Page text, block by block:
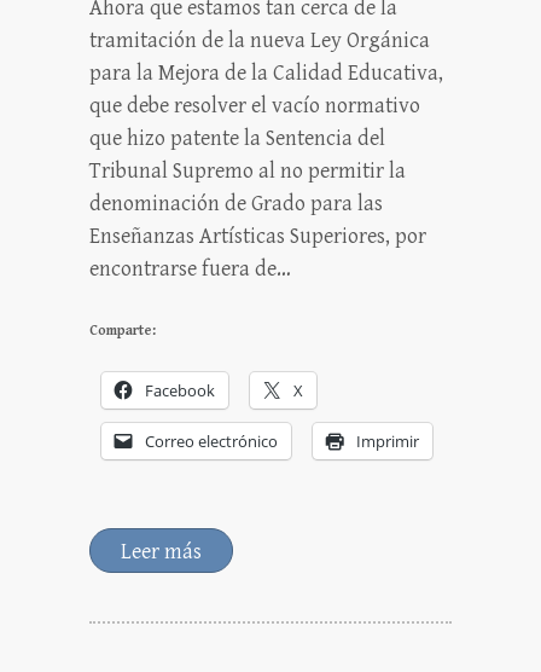
Ahora que estamos tan cerca de la
tramitación de la nueva Ley Orgánica
para la Mejora de la Calidad Educativa,
que debe resolver el vacío normativo
que hizo patente la Sentencia del
Tribunal Supremo al no permitir la
denominación de Grado para las
Enseñanzas Artísticas Superiores, por
encontrarse fuera de…
Comparte:
Facebook X
Correo electrónico Imprimir
Leer más